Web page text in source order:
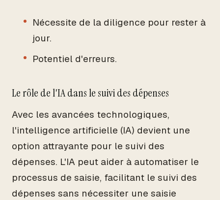
Nécessite de la diligence pour rester à
jour.
Potentiel d'erreurs.
Le rôle de l'IA dans le suivi des dépenses
Avec les avancées technologiques,
l'intelligence artificielle (IA) devient une
option attrayante pour le suivi des
dépenses. L'IA peut aider à automatiser le
processus de saisie, facilitant le suivi des
dépenses sans nécessiter une saisie